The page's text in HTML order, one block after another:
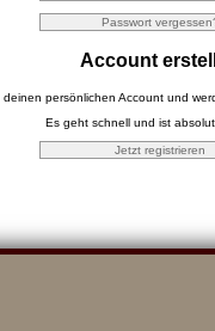
Account
persönlichen Account und
Es geht schnell und ist